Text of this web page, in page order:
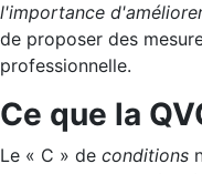
l'importance
de proposer des
professionnelle.
Ce que la
Le « C » de conditions